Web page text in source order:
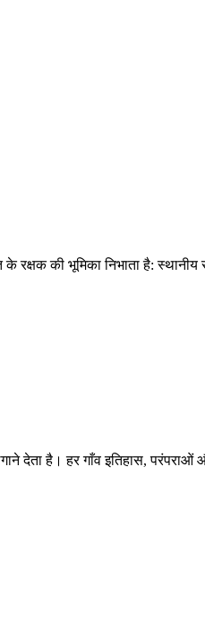
के रक्षक की भूमिका निभाता है:
देता है। हर गाँव इतिहास,